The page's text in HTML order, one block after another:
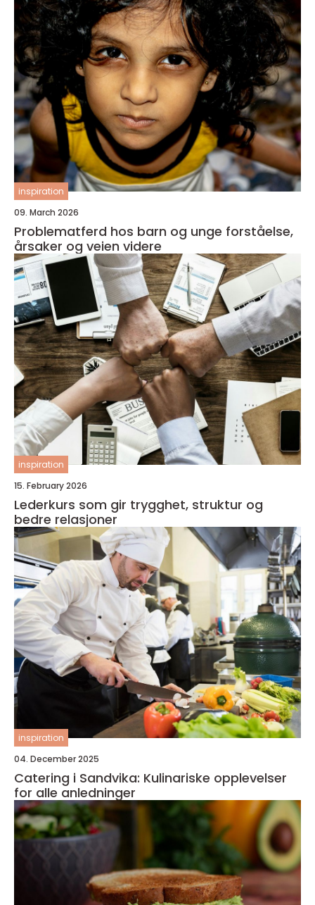
inspiration
09. March 2026
Problematferd hos barn og unge forståelse,
årsaker og veien videre
inspiration
15. February 2026
Lederkurs som gir trygghet, struktur og
bedre relasjoner
inspiration
04. December 2025
Catering i Sandvika: Kulinariske opplevelser
for alle anledninger